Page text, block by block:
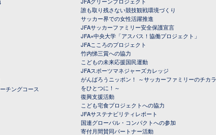
チングコース
誰も取り残さない競技観戦環境づくり
サッカー界での女性活躍推進
JFAサッカーファミリー安全保護宣言
JFA×中央大学「アスパス！協働プロジェクト」
JFAこころのプロジェクト
竹内悌三賞への協力
こどもの未来応援国民運動
JFAスポーツマネジャーズカレッジ
がんばろうニッポン！ ～サッカーファミリーのチカラ
をひとつに！～
復興支援活動
こども宅食プロジェクトへの協力
JFAサステナビリティレポート
国連グローバル・コンパクトへの参加
寄付月間賛同パートナー活動